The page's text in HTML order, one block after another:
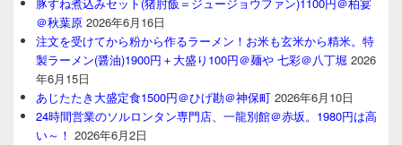
＠秋葉原 2026年6月16日
注文を受けてから粉から作るラーメン！お米も玄米から精米。特
製ラーメン(醤油)1900円＋大盛り100円＠麺や 七彩＠八丁堀 2026
年6月15日
あじたたき大盛定食1500円＠ひげ勘＠神保町 2026年6月10日
24時間営業のソルロンタン専門店、一龍別館＠赤坂。1980円は高
い～！ 2026年6月2日